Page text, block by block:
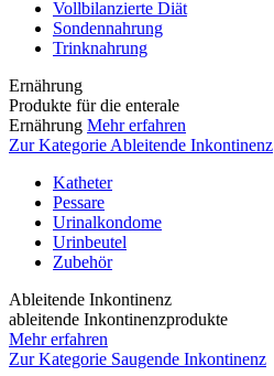
Vollbilanzierte Diät
Sondennahrung
Trinknahrung
Ernährung
Produkte für die enterale
Ernährung Mehr erfahren
Zur Kategorie Ableitende Inkontinenz
Katheter
Pessare
Urinalkondome
Urinbeutel
Zubehör
Ableitende Inkontinenz
ableitende Inkontinenzprodukte
Mehr erfahren
Zur Kategorie Saugende Inkontinenz